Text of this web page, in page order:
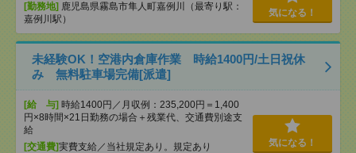
[勤務地] 鹿児島県霧島市隼人町嘉例川（最寄り駅：
嘉例川駅）
気になる！
未経験OK！空港内倉庫作業 時給1400円/土日祝休
み 無料駐車場完備[派遣]
[給 与] 時給1400円／月収例：235,200円＝1,400
円×8時間×21日勤務の場合＋残業代、交通費別途支
給
[交通費]実費支給／当社規定あり。規定あり
気になる！